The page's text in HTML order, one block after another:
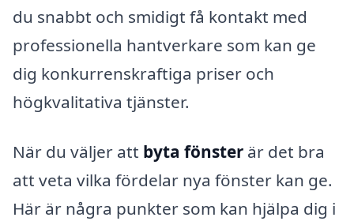
du snabbt och smidigt få kontakt med
professionella hantverkare som kan ge
dig konkurrenskraftiga priser och
högkvalitativa tjänster.
När du väljer att byta fönster är det bra
att veta vilka fördelar nya fönster kan ge.
Här är några punkter som kan hjälpa dig i